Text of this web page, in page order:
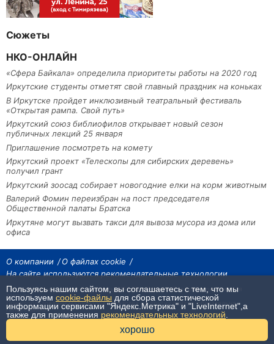
Сюжеты
НКО-ОНЛАЙН
«Сфера Байкала» определила приоритеты работы на 2020 год
Иркутские студенты отметят свой главный праздник на коньках
В Иркутске пройдет инклюзивный театральный фестиваль
«Открытая рампа. Свой путь»
Иркутский союз библиофилов открывает новый сезон
публичных лекций 25 января
Приглашение посмотреть на комету
Иркутский проект «Телескопы для сибирских деревень»
получил грант
Иркутский зоосад собирает новогодние елки на корм животным
Валерий Фомин переизбран на пост председателя
Общественной палаты Братска
Иркутяне могут вызвать такси для вывоза мусора из дома или
офиса
О компании
О файлах cookie
На сайте используются рекомендательные технологии
На сайте размещаются материалы ИА «Наш Север». Все права охраняются
законом.
При использовании материалов агентства на других сайтах, обязательна
гиперссылка.
Пользуясь нашим сайтом, вы соглашаетесь с тем, что мы
используем cookie-файлы для сбора статистической
информации сервисами "Яндекс.Метрика" и "LiveInternet",а
также для применения рекомендательных технологий
хорошо